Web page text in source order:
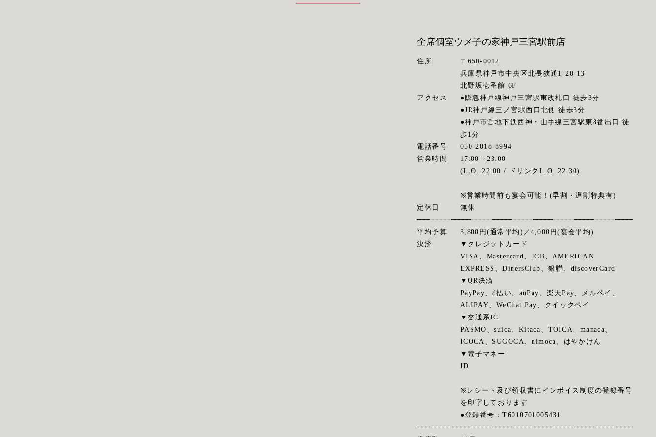
全席個室ウメ子の家神戸三宮駅前店
住所
〒650-0012
兵庫県神戸市中央区北長狭通1-20-13
北野坂壱番館 6F
アクセス
●阪急神戸線神戸三宮駅東改札口 徒歩3分
●JR神戸線三ノ宮駅西口北側 徒歩3分
●神戸市営地下鉄西神・山手線三宮駅東8番出口 徒
歩1分
電話番号
050-2018-8994
営業時間
17:00～23:00
(L.O. 22:00 / ドリンクL.O. 22:30)
※営業時間前も宴会可能！(早割・遅割特典有)
定休日
無休
平均予算
3,800円(通常平均)／4,000円(宴会平均)
決済
▼クレジットカード
VISA、Mastercard、JCB、AMERICAN
EXPRESS、DinersClub、銀聯、discoverCard
▼QR決済
PayPay、d払い、auPay、楽天Pay、メルペイ、
ALIPAY、WeChat Pay、クイックペイ
▼交通系IC
PASMO、suica、Kitaca、TOICA、manaca、
ICOCA、SUGOCA、nimoca、はやかけん
▼電子マネー
ID
※レシート及び領収書にインボイス制度の登録番号
を印字しております
●登録番号：T6010701005431